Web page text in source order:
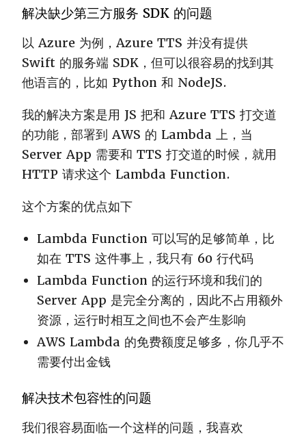
解决缺少第三方服务 SDK 的问题
以 Azure 为例，Azure TTS 并没有提供
Swift 的服务端 SDK，但可以很容易的找到其
他语言的，比如 Python 和 NodeJS.
我的解决方案是用 JS 把和 Azure TTS 打交道
的功能，部署到 AWS 的 Lambda 上，当
Server App 需要和 TTS 打交道的时候，就用
HTTP 请求这个 Lambda Function.
这个方案的优点如下
Lambda Function 可以写的足够简单，比
如在 TTS 这件事上，我只有 60 行代码
Lambda Function 的运行环境和我们的
Server App 是完全分离的，因此不占用额外
资源，运行时相互之间也不会产生影响
AWS Lambda 的免费额度足够多，你几乎不
需要付出金钱
解决技术包容性的问题
我们很容易面临一个这样的问题，我喜欢